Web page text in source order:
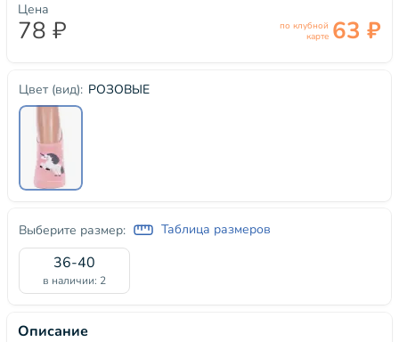
Цвет (вид): РОЗОВЫЕ
Выберите размер: Таблица размеров
36-40
в наличии: 2
Цена
78 ₽
по клубной
карте 63 ₽
Описание